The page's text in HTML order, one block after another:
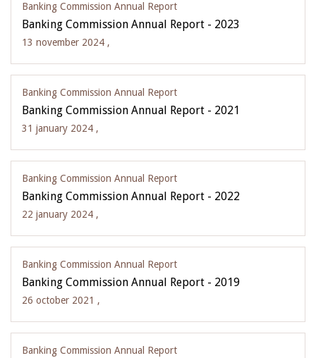
Banking Commission Annual Report
Banking Commission Annual Report - 2023
13 november 2024 ,
Banking Commission Annual Report
Banking Commission Annual Report - 2021
31 january 2024 ,
Banking Commission Annual Report
Banking Commission Annual Report - 2022
22 january 2024 ,
Banking Commission Annual Report
Banking Commission Annual Report - 2019
26 october 2021 ,
Banking Commission Annual Report